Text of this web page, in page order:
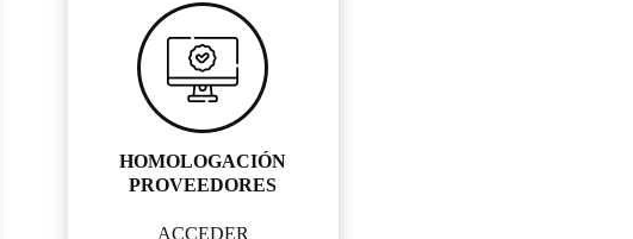
HOMOLOGACIÓN
PROVEEDORES
ACCEDER